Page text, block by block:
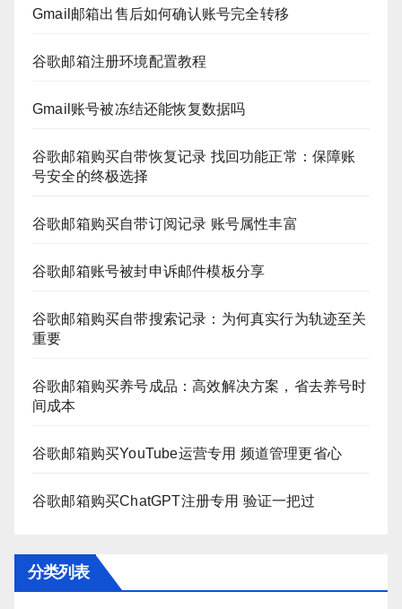
Gmail邮箱出售后如何确认账号完全转移
谷歌邮箱注册环境配置教程
Gmail账号被冻结还能恢复数据吗
谷歌邮箱购买自带恢复记录 找回功能正常：保障账
号安全的终极选择
谷歌邮箱购买自带订阅记录 账号属性丰富
谷歌邮箱账号被封申诉邮件模板分享
谷歌邮箱购买自带搜索记录：为何真实行为轨迹至关
重要
谷歌邮箱购买养号成品：高效解决方案，省去养号时
间成本
谷歌邮箱购买YouTube运营专用 频道管理更省心
谷歌邮箱购买ChatGPT注册专用 验证一把过
分类列表